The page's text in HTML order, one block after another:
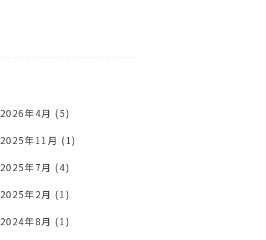
2026年4月 (5)
2025年11月 (1)
2025年7月 (4)
2025年2月 (1)
2024年8月 (1)